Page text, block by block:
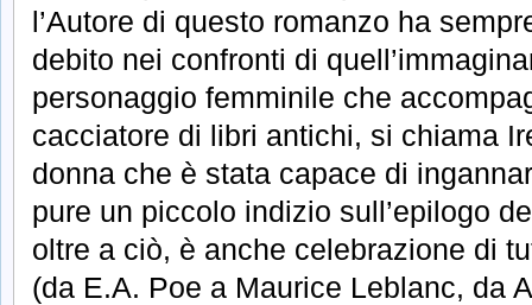
l’Autore di questo romanzo ha
debito nei confronti di
personaggio femminile che
cacciatore di libri antichi, si chiama
donna che è stata capace di
pure un piccolo indizio sull’epilogo
oltre a ciò, è anche celebrazione di
(da E.A. Poe a Maurice Leblanc, da